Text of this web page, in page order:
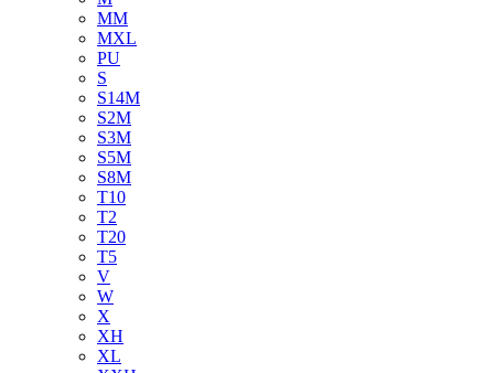
MM
MXL
PU
S
S14M
S2M
S3M
S5M
S8M
T10
T2
T20
T5
V
W
X
XH
XL